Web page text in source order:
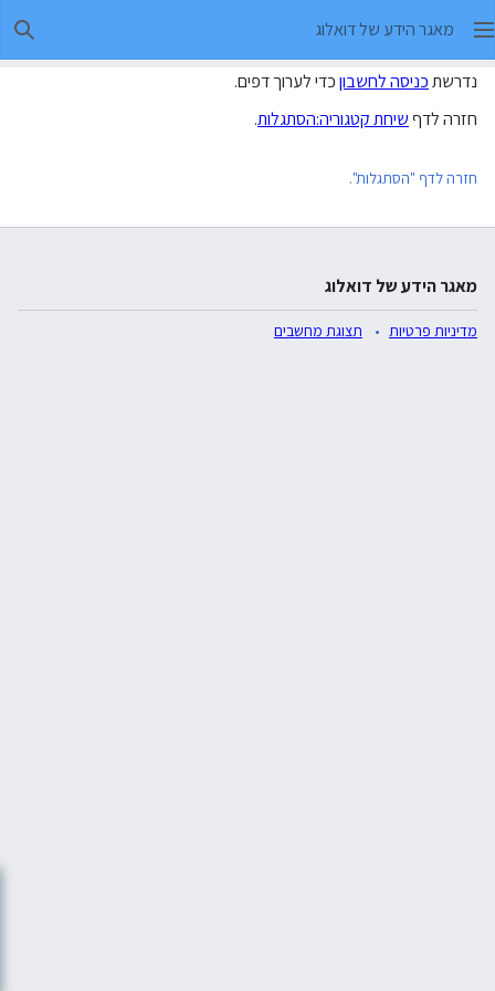
מאגר הידע של דואלוג
נדרשתכניסה לחשבוןכדי לערוך דפים.
חזרה לדףשיחת קטגוריה:הסתגלות.
חזרה לדף "הסתגלות".
מאגר הידע של דואלוג
מדיניות פרטיות תצוגת מחשבים